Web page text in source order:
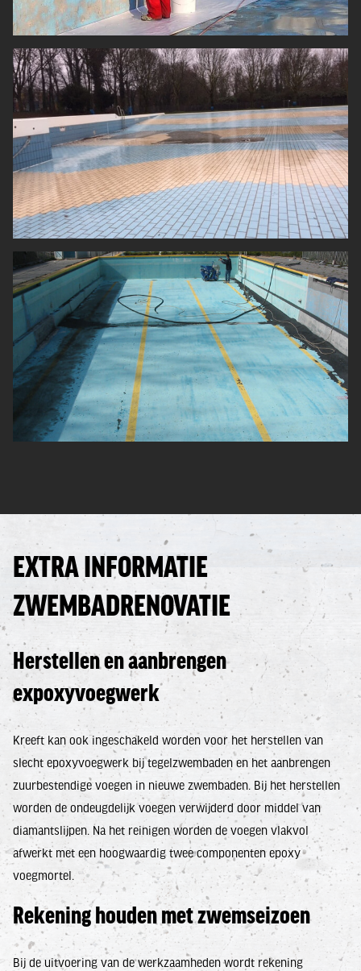
EXTRA INFORMATIE
ZWEMBADRENOVATIE
Herstellen en aanbrengen
expoxyvoegwerk
Kreeft kan ook ingeschakeld worden voor het herstellen van
slecht epoxyvoegwerk bij tegelzwembaden en het aanbrengen
zuurbestendige voegen in nieuwe zwembaden. Bij het herstellen
worden de ondeugdelijk voegen verwijderd door middel van
diamantslijpen. Na het reinigen worden de voegen vlakvol
afwerkt met een hoogwaardig twee componenten epoxy
voegmortel.
Rekening houden met zwemseizoen
Bij de uitvoering van de werkzaamheden wordt rekening